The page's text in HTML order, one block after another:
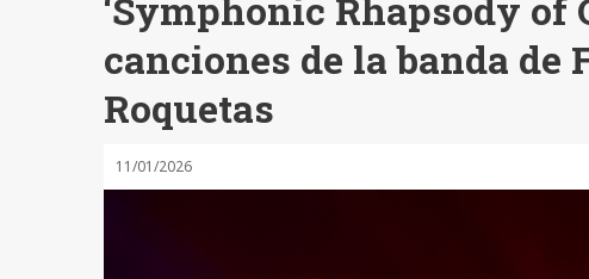
canciones de la banda de
Roquetas
11/01/2026